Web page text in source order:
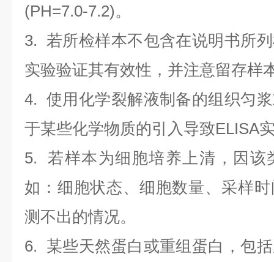
(PH=7.0-7.2)。
3. 若所检样本不包含在说明书所
实验验证其有效性，并注意留存样
4. 使用化学裂解液制备的组织匀
于某些化学物质的引入导致ELISA
5. 若样本为细胞培养上清，因该
如：细胞状态、细胞数量、采样
测不出的情况。
6. 某些天然蛋白或重组蛋白，包